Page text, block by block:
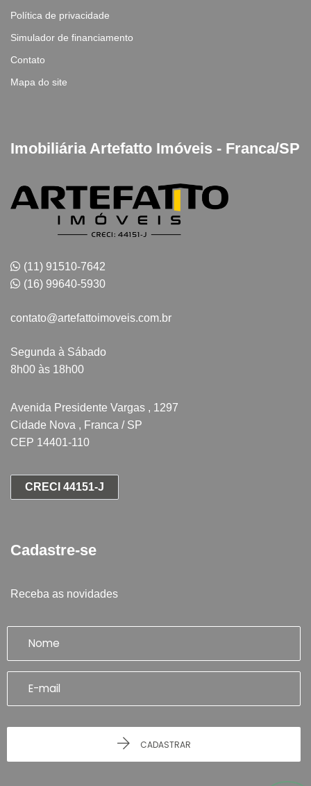
Política de privacidade
Simulador de financiamento
Contato
Mapa do site
Imobiliária Artefatto Imóveis - Franca/SP
(11) 91510-7642
(16) 99640-5930
contato@artefattoimoveis.com.br
Segunda à Sábado
8h00 às 18h00
Avenida Presidente Vargas , 1297
Cidade Nova , Franca / SP
CEP 14401-110
CRECI 44151-J
Cadastre-se
Receba as novidades
CADASTRAR